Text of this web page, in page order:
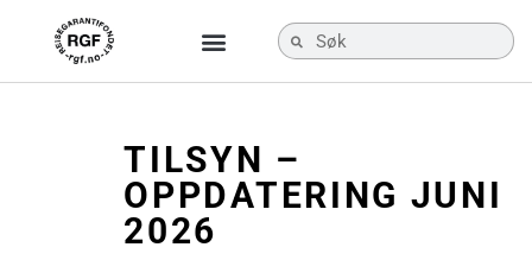
TILSYN –
OPPDATERING JUNI
2026